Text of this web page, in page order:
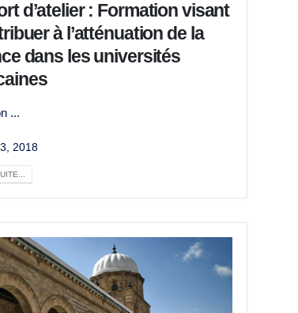
d’atelier : Formation visant
à l’atténuation de la
dans les universités
...
2018